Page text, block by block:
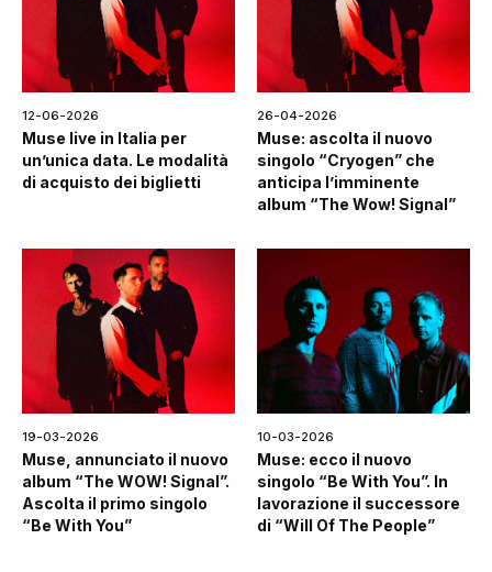
12-06-2026
Muse live in Italia per
un’unica data. Le modalità
di acquisto dei biglietti
26-04-2026
Muse: ascolta il nuovo
singolo “Cryogen” che
anticipa l’imminente
album “The Wow! Signal”
19-03-2026
Muse, annunciato il nuovo
album “The WOW! Signal”.
Ascolta il primo singolo
“Be With You”
10-03-2026
Muse: ecco il nuovo
singolo “Be With You”. In
lavorazione il successore
di “Will Of The People”